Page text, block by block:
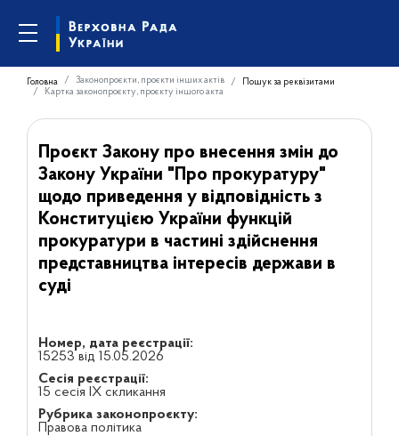
Головна Законопроєкти, проєкти інших актів
Пошук за реквізитами
Картка законопроєкту, проєкту іншого акта
Проєкт Закону про внесення змін до
Закону України "Про прокуратуру"
щодо приведення у відповідність з
Конституцією України функцій
прокуратури в частині здійснення
представництва інтересів держави в
суді
Номер, дата реєстрації:
15253 від 15.05.2026
Сесія реєстрації:
15 сесія IX скликання
Рубрика законопроєкту:
Правова політика